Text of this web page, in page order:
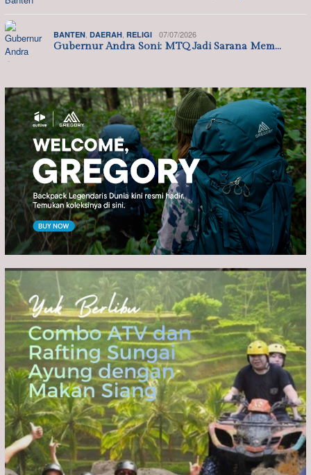
BANTEN DAERAH RELIGI 07/07/2026
Gubernur Andra Soni: MTQ Jadi Sarana Mem…